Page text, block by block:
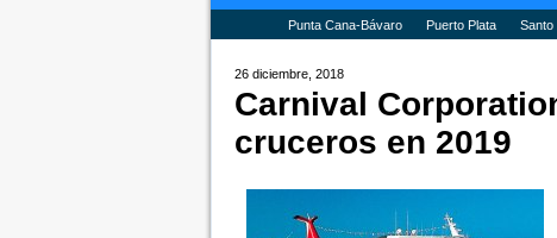
Punta Cana-Bávaro Puerto Plata Santo
26 diciembre, 2018
Carnival
cruceros en 2019